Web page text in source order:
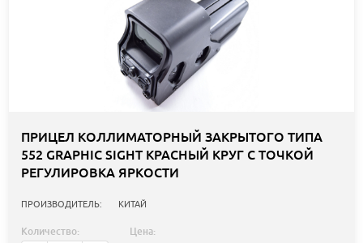
ПРИЦЕЛ КОЛЛИМАТОРНЫЙ ЗАКРЫТОГО ТИПА
552 GRAPHIC SIGHT КРАСНЫЙ КРУГ С ТОЧКОЙ
РЕГУЛИРОВКА ЯРКОСТИ
ПРОИЗВОДИТЕЛЬ: КИТАЙ
Количество: Цена: